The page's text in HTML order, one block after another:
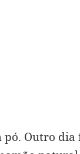
pó. Outro dia